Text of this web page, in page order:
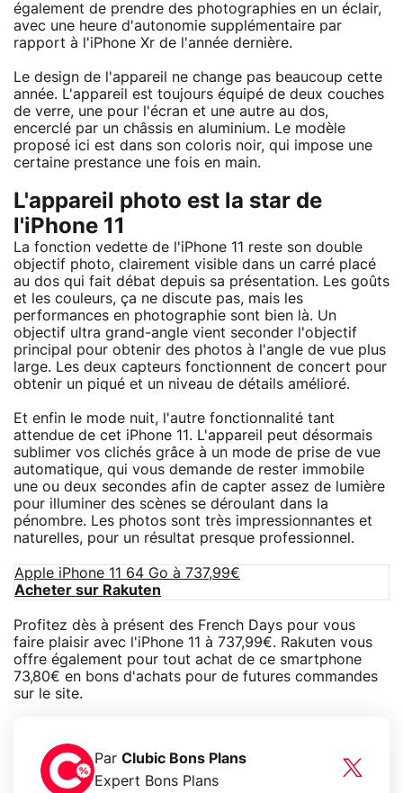
également de prendre des photographies en un éclair,
avec une heure d'autonomie supplémentaire par
rapport à l'iPhone Xr de l'année dernière.
Le design de l'appareil ne change pas beaucoup cette
année. L'appareil est toujours équipé de deux couches
de verre, une pour l'écran et une autre au dos,
encerclé par un châssis en aluminium. Le modèle
proposé ici est dans son coloris noir, qui impose une
certaine prestance une fois en main.
L'appareil photo est la star de
l'iPhone 11
La fonction vedette de l'iPhone 11 reste son double
objectif photo, clairement visible dans un carré placé
au dos qui fait débat depuis sa présentation. Les goûts
et les couleurs, ça ne discute pas, mais les
performances en photographie sont bien là. Un
objectif ultra grand-angle vient seconder l'objectif
principal pour obtenir des photos à l'angle de vue plus
large. Les deux capteurs fonctionnent de concert pour
obtenir un piqué et un niveau de détails amélioré.
Et enfin le mode nuit, l'autre fonctionnalité tant
attendue de cet iPhone 11. L'appareil peut désormais
sublimer vos clichés grâce à un mode de prise de vue
automatique, qui vous demande de rester immobile
une ou deux secondes afin de capter assez de lumière
pour illuminer des scènes se déroulant dans la
pénombre. Les photos sont très impressionnantes et
naturelles, pour un résultat presque professionnel.
Apple iPhone 11 64 Go à 737,99€
Acheter sur Rakuten
Profitez dès à présent des French Days pour vous
faire plaisir avec l'iPhone 11 à 737,99€. Rakuten vous
offre également pour tout achat de ce smartphone
73,80€ en bons d'achats pour de futures commandes
sur le site.
Par Clubic Bons Plans
Expert Bons Plans